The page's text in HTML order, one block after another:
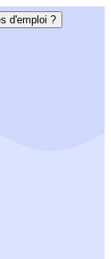
d'emploi ?